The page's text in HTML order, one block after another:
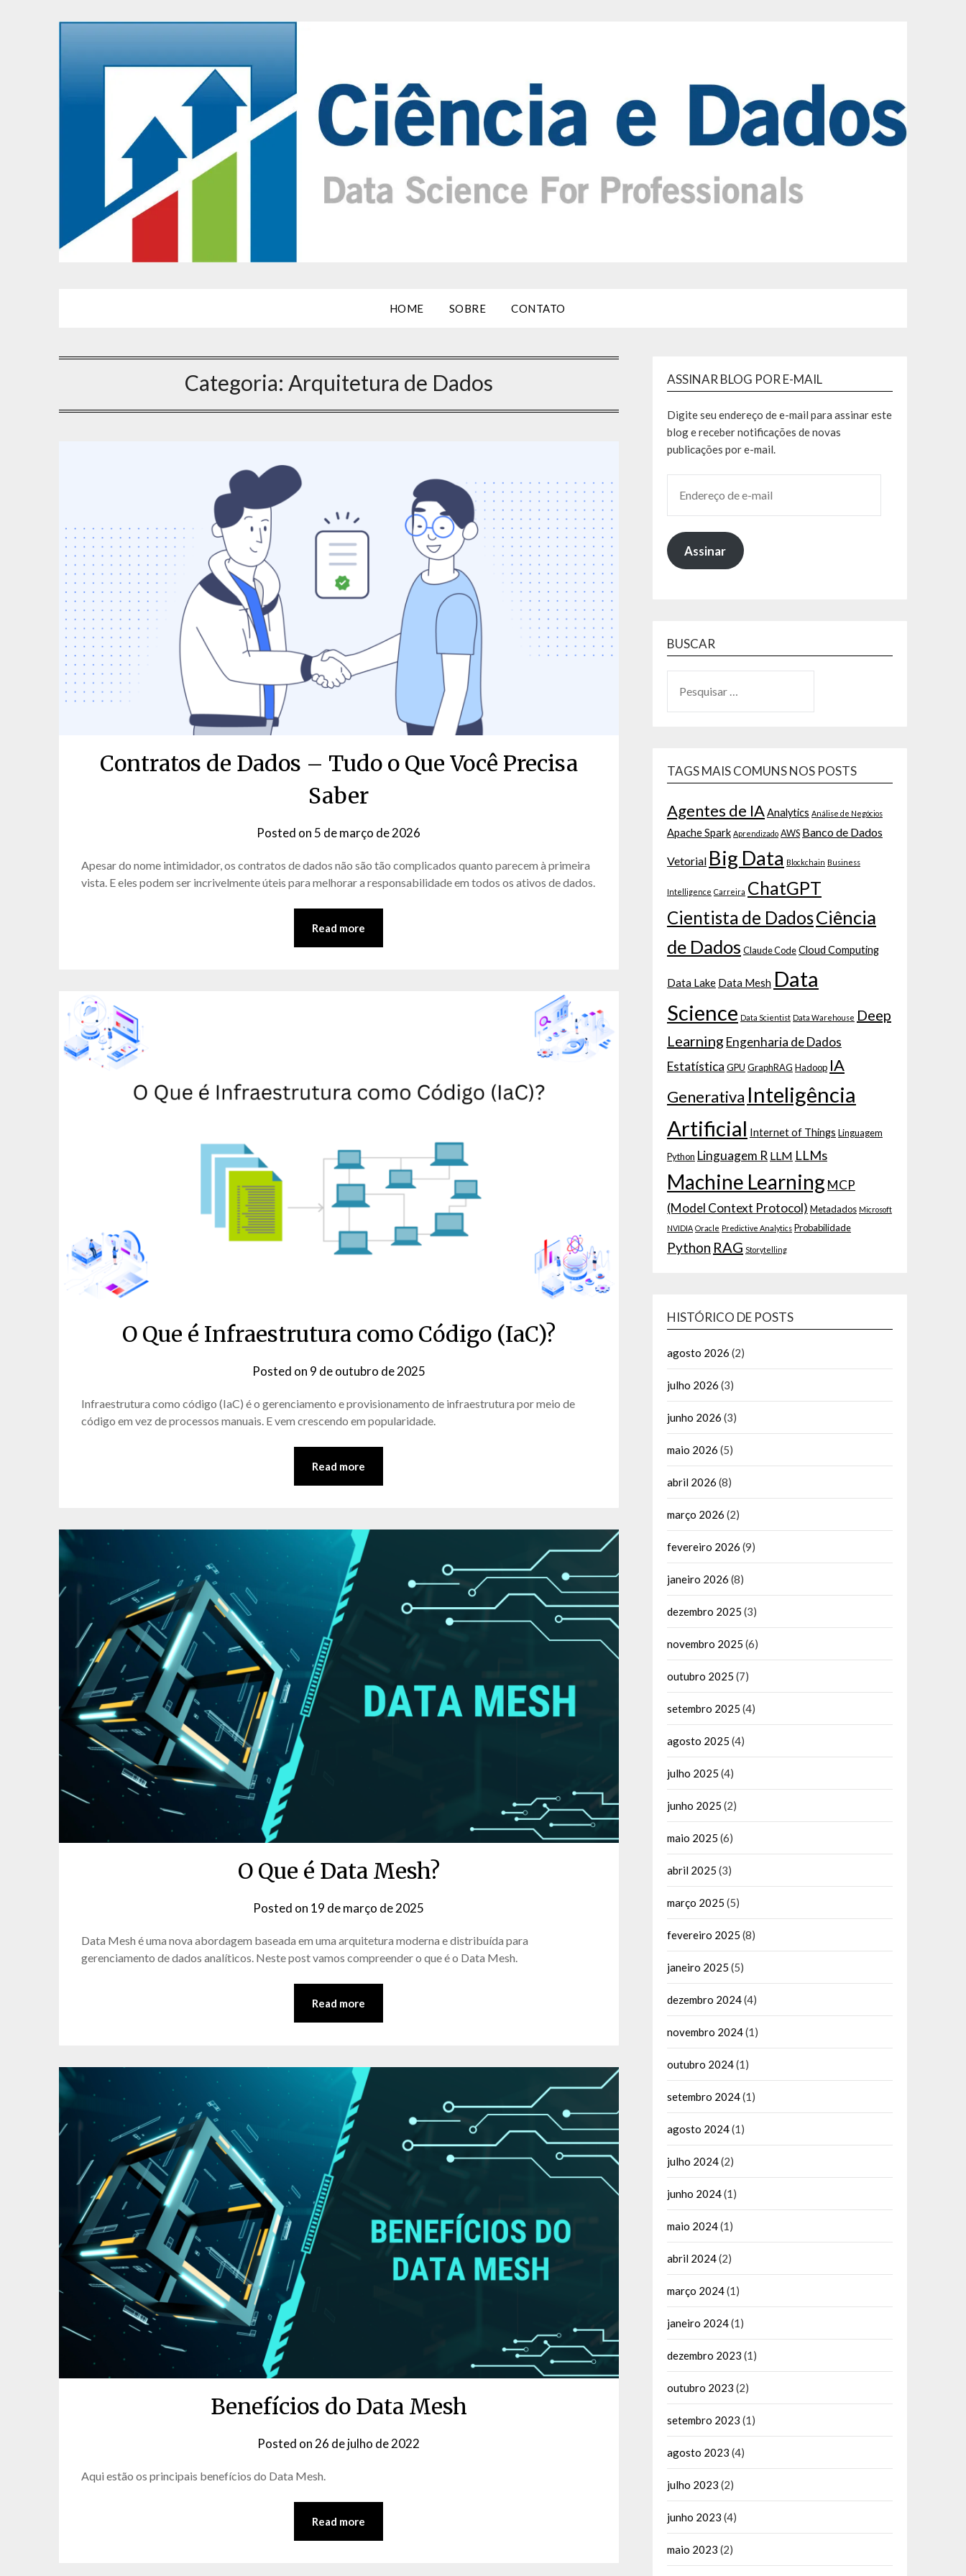
HOME SOBRE CONTATO
Categoria: Arquitetura de Dados
Contratos de Dados – Tudo o Que Você Precisa
Saber
Posted on 5 de março de 2026
Matos
Apesar do nome intimidador, os contratos de dados não são tão complicados quanto parecem à primeira
vista. E eles podem ser incrivelmente úteis para melhorar a responsabilidade em todos os ativos de dados.
Read more
O Que é Infraestrutura como Código (IaC)?
Posted on 9 de outubro de 2025
Matos
Infraestrutura como código (IaC) é o gerenciamento e provisionamento de infraestrutura por meio de
código em vez de processos manuais. E vem crescendo em popularidade.
Read more
O Que é Data Mesh?
Posted on 19 de março de 2025
Matos
Data Mesh é uma nova abordagem baseada em uma arquitetura moderna e distribuída para
gerenciamento de dados analíticos. Neste post vamos compreender o que é o Data Mesh.
Read more
Benefícios do Data Mesh
Posted on 26 de julho de 2022
Aqui estão os principais benefícios do Data Mesh.
Read more
ASSINAR BLOG POR E-MAIL
Digite seu endereço de e-mail para assinar este
blog e receber notificações de novas
publicações por e-mail.
Assinar
BUSCAR
TAGS MAIS COMUNS NOS POSTS
Agentes de IAAnalytics Análise de Negócios
Apache Spark Aprendizado AWS Banco de Dados
Vetorial Big Data Blockchain Business
Intelligence Carreira ChatGPT
Cientista de DadosCiência
de Dados Claude CodeCloud Computing
Data Lake Data Mesh Data
Science Data Scientist Data Warehouse Deep
Learning Engenharia de Dados
Estatística GPU GraphRAG Hadoop IA
Generativa Inteligência
Artificial Internet of Things Linguagem
Python Linguagem R LLM LLMs
Machine Learning MCP
(Model Context Protocol) Metadados Microsoft
NVIDIA Oracle Predictive Analytics Probabilidade
Python RAG Storytelling
HISTÓRICO DE POSTS
agosto 2026 (2)
julho 2026 (3)
junho 2026 (3)
maio 2026 (5)
abril 2026 (8)
março 2026 (2)
fevereiro 2026 (9)
janeiro 2026 (8)
dezembro 2025 (3)
novembro 2025 (6)
outubro 2025 (7)
setembro 2025 (4)
agosto 2025 (4)
julho 2025 (4)
junho 2025 (2)
maio 2025 (6)
abril 2025 (3)
março 2025 (5)
fevereiro 2025 (8)
janeiro 2025 (5)
dezembro 2024(4)
novembro 2024(1)
outubro 2024(1)
setembro 2024(1)
agosto 2024(1)
julho 2024(2)
junho 2024(1)
maio 2024(1)
abril 2024(2)
março 2024(1)
janeiro 2024(1)
dezembro 2023 (1)
outubro 2023 (2)
setembro 2023 (1)
agosto 2023 (4)
julho 2023 (2)
junho 2023 (4)
maio 2023 (2)